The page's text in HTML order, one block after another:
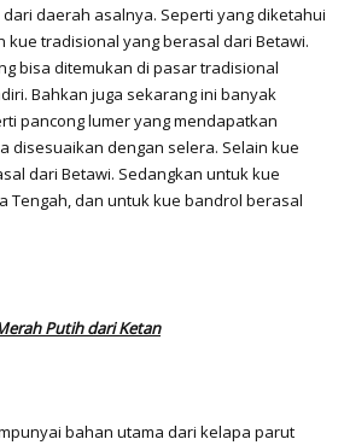
daerah asalnya. Seperti yang diketahui
kue tradisional yang berasal dari Betawi.
bisa ditemukan di pasar tradisional
Bahkan juga sekarang ini banyak
pancong lumeryang mendapatkan
disesuaikan dengan selera. Selain kue
dari Betawi. Sedangkan untuk kue
Tengah, dan untuk kue bandrol berasal
Putih dari Ketan
bahan utama dari kelapa parut